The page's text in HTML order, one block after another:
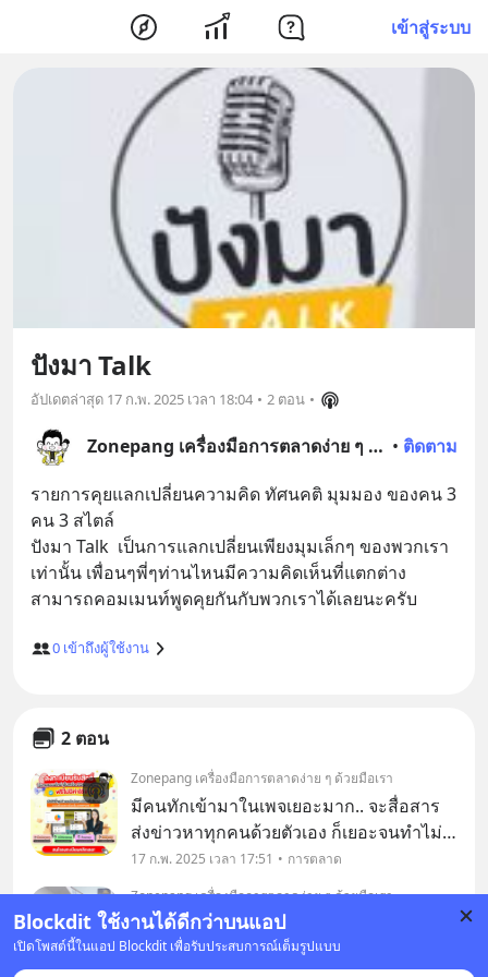
เข้าสู่ระบบ
Blockdit ใช้งานได้ดีกว่าบนแอป
เปิดโพสต์นี้ในแอป Blockdit เพื่อรับประสบการณ์เต็มรูปแบบ
ปังมา Talk
อัปเดตล่าสุด 17 ก.พ. 2025 เวลา 18:04 • 2 ตอน •
Zonepang เครื่องมือการตลาดง่าย ๆ ด้วยมือเรา • ติดตาม
รายการคุยแลกเปลี่ยนความคิด ทัศนคติ มุมมอง ของคน 3
คน 3 สไตล์
ปังมา Talk  เป็นการแลกเปลี่ยนเพียงมุมเล็กๆ ของพวกเรา
เท่านั้น เพื่อนๆพี่ๆท่านไหนมีความคิดเห็นที่แตกต่าง
0 เข้าถึงผู้ใช้งาน
2 ตอน
Zonepang เครื่องมือการตลาดง่าย ๆ ด้วยมือเรา
มีคนทักเข้ามาในเพจเยอะมาก.. จะสื่อสาร
ส่งข่าวหาทุกคนด้วยตัวเอง ก็เยอะจนทำไม่
ไหว 😥 ให้ระบบบรอดแคสต์ของ
"Broadpang" ช่วยได้ ลองเลย :
https://bit.ly/3CJYgHL
17 ก.พ. 2025 เวลา 17:51
การตลาด
Zonepang เครื่องมือการตลาดง่าย ๆ ด้วยมือเรา
⭐ พี่ๆท่านใด สนใจใช้งานระบบต่างๆของ
เรา สอบถามแอดมินเพิ่มเติมได้เลยจ้า ⭐